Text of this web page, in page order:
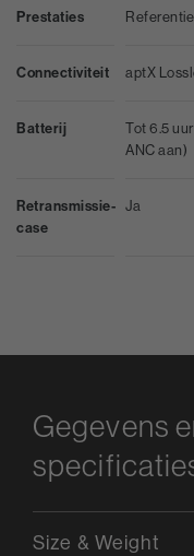
Prestaties
Connectiviteit
Batterij
Retransmissie-
case
aptX
Tot 6.5
ANC aan)
Ja
Gegevens
Size & Weight